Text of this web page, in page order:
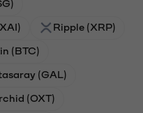
Ripple (XRP)
(BTC)
(GAL)
(OXT)